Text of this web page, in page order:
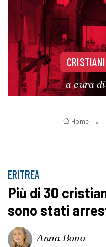
a cura
Home
ERITREA
Più di 30
sono stati
Anna Bono